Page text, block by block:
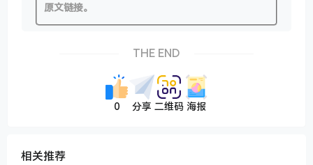
原文链接。
THE END
0 分享 二维码 海报
相关推荐